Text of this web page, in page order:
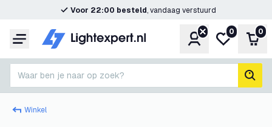
Voor 22:00 besteld, vandaag verstuurd
Menu Account
Mijn
0 0
Waar ben je naar op zoek?
Winkel